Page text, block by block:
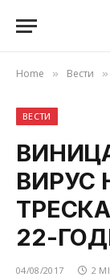
Home » Вести »
ВЕСТИ
ВИРУС
22-
04/08/2017 2